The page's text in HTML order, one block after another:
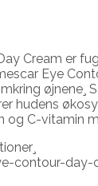
Cream er
Eye
øjnene¸
hudens
og C-vitamin
contour-day-